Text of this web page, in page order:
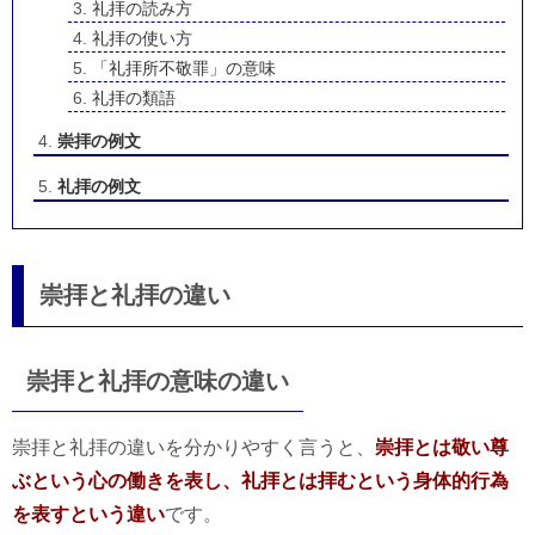
礼拝の読み方
礼拝の使い方
「礼拝所不敬罪」の意味
礼拝の類語
崇拝の例文
礼拝の例文
崇拝と礼拝の違い
崇拝と礼拝の意味の違い
崇拝と礼拝の違いを分かりやすく言うと、 崇拝とは敬い尊
ぶという心の働きを表し、礼拝とは拝むという身体的行為
を表すという違いです。